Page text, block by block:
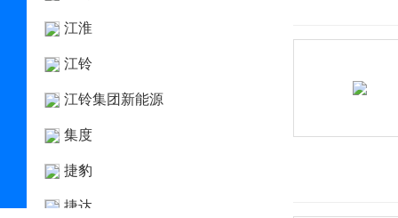
江淮
江铃
江铃集团新能源
集度
捷豹
捷达